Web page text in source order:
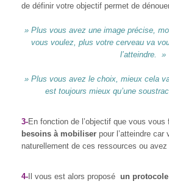
de définir votre objectif permet de
» Plus vous avez une image précise,
vous voulez, plus votre cerveau va
l’atteindre. »
» Plus vous avez le choix, mieux cela
est toujours mieux qu’une
3-En fonction de l’objectif que vous
besoins à mobiliser pour l’atteindre car
naturellement de ces ressources ou
4- Il vous est alors proposé un protocole